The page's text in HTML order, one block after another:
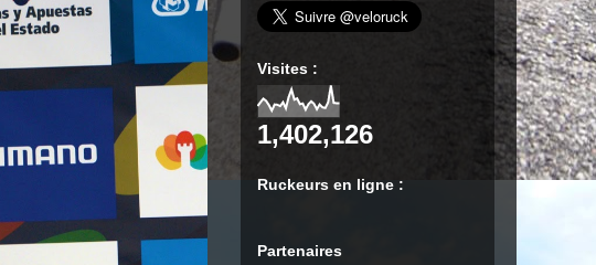
Visites :
1,402,126
Ruckeurs en ligne :
Partenaires